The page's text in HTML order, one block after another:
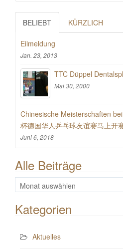
BELIEBT KÜRZLICH
Eilmeldung
Jan. 23, 2013
TTC Düppel
Mai 30, 2000
Chinesische Meisterschaften
杯德国华人乒乓球友谊赛马上开
Juni 6, 2018
Alle Beiträge
Alle
Beiträge
Kategorien
Aktuelles